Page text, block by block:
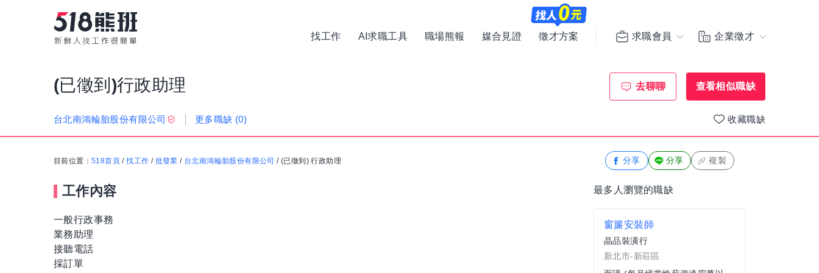
找工作 AI求職工具 職場熊報 媒合見證 徵才方案 求職會員 企業徵才
(已徵到)行政助理 去聊聊 查看相似職缺
台北南鴻輪胎股份有限公司 更多職缺 (0) 收藏職缺
目前位置： 518首頁 /找工作 / 批發業 / 台北南鴻輪胎股份有限公司 /(已徵到) 行政助理
工作內容
一般行政事務
業務助理
接聽電話
採訂單
分享 分享 複製
最多人瀏覽的職缺
窗簾安裝師
晶品裝潢行
新北市-新莊區